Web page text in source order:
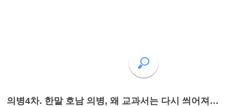
의병4차. 한말 호남 의병, 왜 교과서는 다시 씌어져야 하는가..